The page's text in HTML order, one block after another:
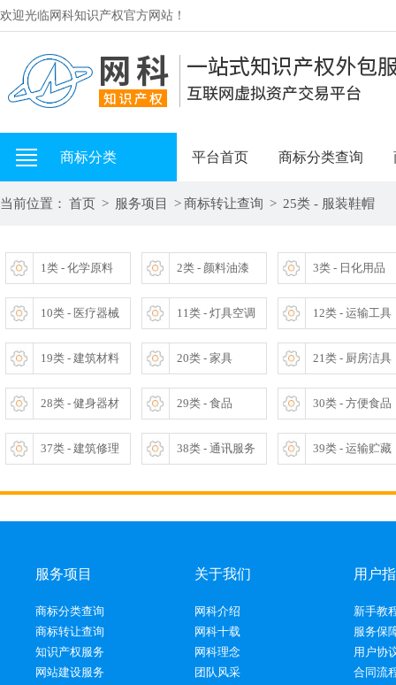
欢迎光临网科知识产权官方网站！
商标分类 平台首页 商标分类查询
当前位置： 首页 > 服务项目 >商标转让查询 > 25类 - 服装鞋帽
1类 - 化学原料 2类 - 颜料油漆 3类 - 日化用品
10类 - 医疗器械 11类 - 灯具空调 12类 - 运输工具
19类 - 建筑材料 20类 - 家具 21类 - 厨房洁具
28类 - 健身器材 29类 - 食品 30类 - 方便食品
37类 - 建筑修理 38类 - 通讯服务 39类 - 运输贮藏
服务项目
商标分类查询
商标转让查询
知识产权服务
网站建设服务
关于我们
网科介绍
网科十载
网科理念
团队风采
用户
新手教
服务保
用户协
合同流